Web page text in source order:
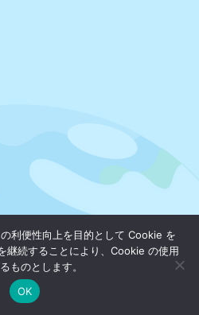
利便性向上を目的として Cookie を
継続することにより、Cookie の使用
ものとします。
OK